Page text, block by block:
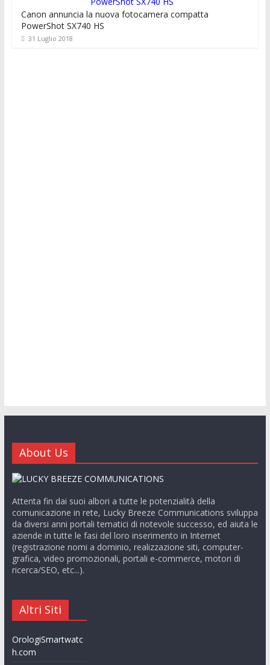
Canon annuncia la nuova fotocamera compatta
PowerShot SX740 HS
31 Luglio 2018
About Us
Attenta fin dai suoi albori a tutte le potenzialità della
comunicazione in rete, Lucky Breeze Communications sviluppa
da diversi anni portali tematici di notevole successo, ed aiuta le
aziende in tutte le fasi del loro inserimento in Internet
(registrazione nomi a dominio, realizzazione siti, computer-
grafica, video promozionali, portali e-commerce, motori di
ricerca/SEO, etc...).
Altri Siti
OrologiSmartwatc
h.com